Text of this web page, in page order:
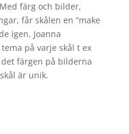
färg och bilder,
får skålen en ”make
igen. Joanna
på varje skål t ex
färgen på bilderna
är unik.